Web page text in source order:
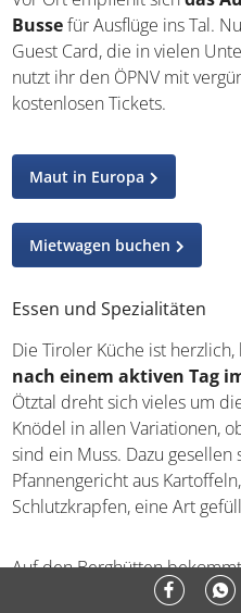
Vor Ort empfiehlt sichdas
Bussefür Ausflüge ins Tal.
die Guest Card, die in vielen
sogar kostenlosen Tickets.
Maut in Europa
Essen und Spezialitäten
Die Tiroler Küche ist
nach einem aktiven Tag
Im Ötztal dreht sich vieles
Almspeisen: Knödel in allen
Käse oder Spinat, sind ein
Zwiebeln und Fleisch, sowie